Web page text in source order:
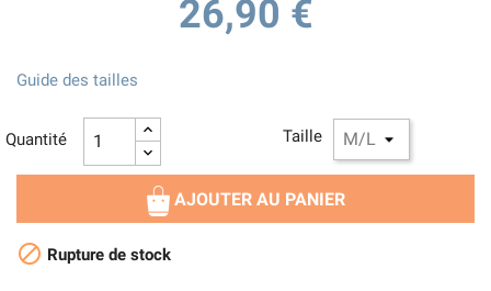
26,90 €
Taille
Guide des tailles
Quantité
AJOUTER AU PANIER
 Rupture de stock